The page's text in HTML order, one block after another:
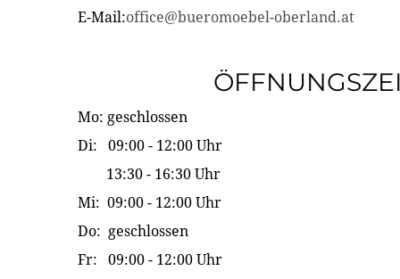
E-Mail:office@bueromoebel-oberland.at
Mo: geschlossen
Di: 09:00 - 12:00 Uhr
13:30 - 16:30 Uhr
Mi: 09:00 - 12:00 Uhr
Do: geschlossen
Fr: 09:00 - 12:00 Uhr